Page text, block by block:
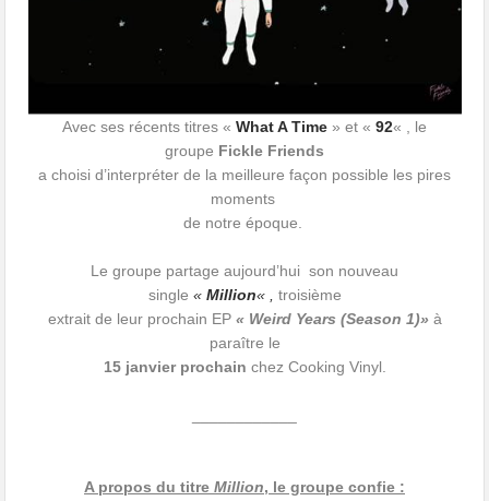
Avec ses récents titres « What A Time » et « 92« , le
groupe Fickle Friends
a choisi d’interpréter de la meilleure façon possible les pires
moments
de notre époque.
Le groupe partage aujourd’hui son nouveau
single « Million« ,
troisième
extrait de leur prochain EP « Weird Years (Season 1)»à
paraître le
15 janvier prochain chez Cooking Vinyl.
A propos du titre Million, le groupe confie :